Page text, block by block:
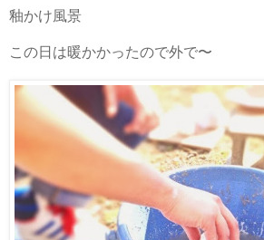
釉かけ風景
この日は暖かかったので外で〜